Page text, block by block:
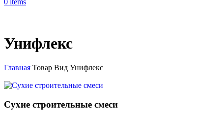
0 items
Унифлекс
Главная Товар Вид Унифлекс
Сухие строительные смеси